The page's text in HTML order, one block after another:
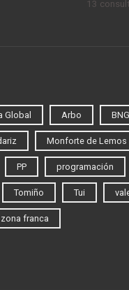
13
Global Arbo BNG
Monforte de Lemos
PP programación
Tomiño Tui
zona franca